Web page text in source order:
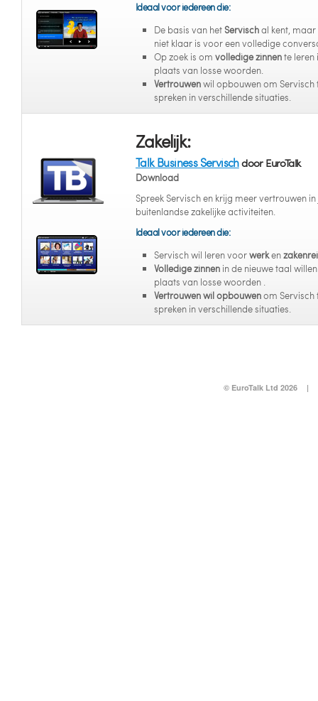
Ideaal voor iedereen die:
De basis van hetServischal kent,
niet klaar is voor een volledige
Op zoek is om volledige zinnente leren
plaats van losse woorden.
Vertrouwenwil opbouwen om Servisch
spreken in verschillende situaties.
Zakelijk:
Talk Business Servischdoor EuroTalk
Download
Spreek Servisch en krijg meer vertrouwen in
buitenlandse zakelijke activiteiten.
Ideaal voor iedereen die:
Servisch wil leren voorwerken
Volledige zinnen in de nieuwe taal
plaats van losse woorden .
Vertrouwen wil opbouwenom Servisch
spreken in verschillende situaties.
© EuroTalk Ltd 2026 |